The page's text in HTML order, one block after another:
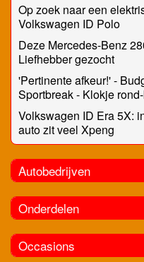
Op zoek naar een
Volkswagen ID Polo
Deze Mercedes-Benz
Liefhebber gezocht
'Pertinente afkeur!' -
Sportbreak - Klokje
Volkswagen ID Era 5X:
auto zit veel Xpeng
Autobedrijven
Onderdelen
Occasions